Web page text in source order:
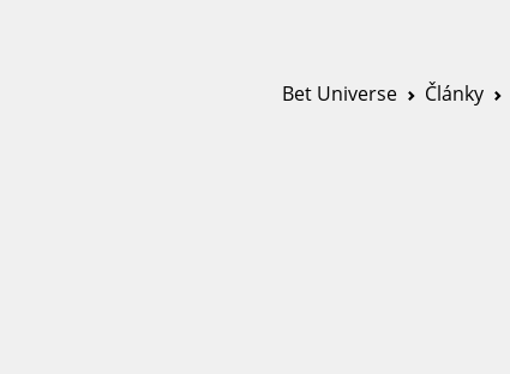
Bet Universe Články